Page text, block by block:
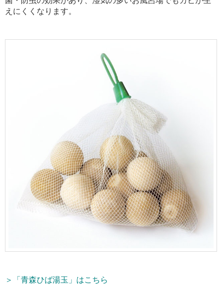
えにくくなります。
＞「青森ひば湯玉」はこちら